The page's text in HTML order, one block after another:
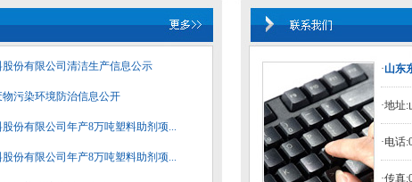
份有限公司清洁生产信息公示
物污染环境防治信息公开
份有限公司年产8万吨塑料助剂项...
份有限公司年产8万吨塑料助剂项...
·山东
·地址
·电话
·传真